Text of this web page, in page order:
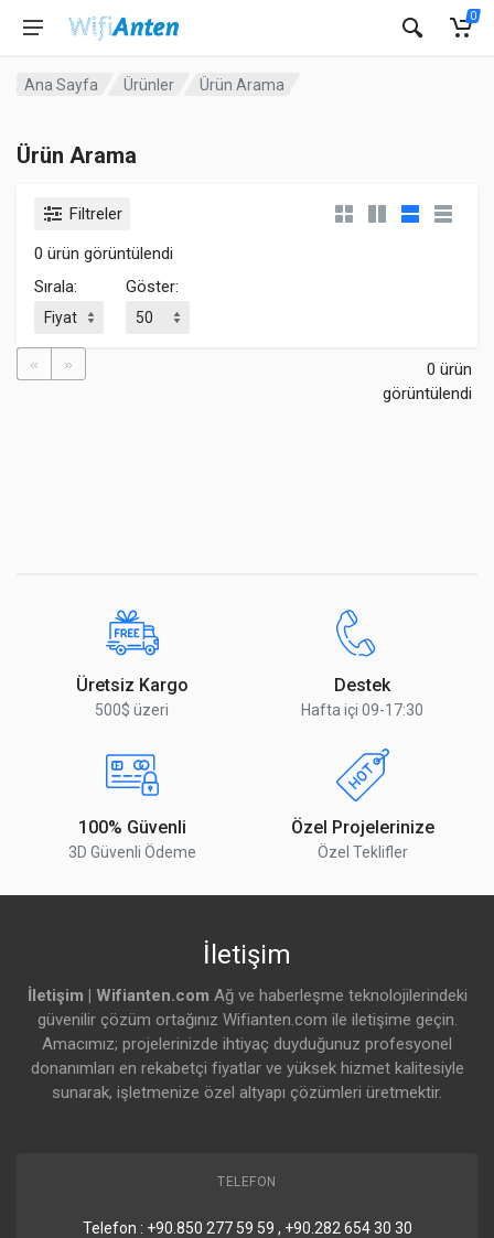
0
Ana Sayfa Ürünler Ürün Arama
Ürün Arama
Filtreler
0 ürün görüntülendi
Sırala:
Göster:
« »
0 ürün
görüntülendi
Üretsiz Kargo
500$ üzeri
Destek
Hafta içi 09-17:30
100% Güvenli
3D Güvenli Ödeme
Özel Projelerinize
Özel Teklifler
İletişim
İletişim | Wifianten.com Ağ ve haberleşme teknolojilerindeki
güvenilir çözüm ortağınız Wifianten.com ile iletişime geçin.
Amacımız; projelerinizde ihtiyaç duyduğunuz profesyonel
donanımları en rekabetçi fiyatlar ve yüksek hizmet kalitesiyle
sunarak, işletmenize özel altyapı çözümleri üretmektir.
TELEFON
Telefon : +90.850 277 59 59 , +90.282 654 30 30